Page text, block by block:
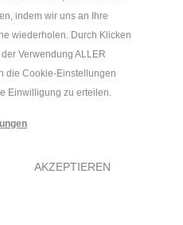
indem wir uns an Ihre
wiederholen. Durch Klicken
Verwendung ALLER
die Cookie-Einstellungen
Einwilligung zu erteilen.
AKZEPTIEREN